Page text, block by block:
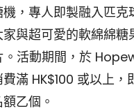
，專人即製融入匹克
與超可愛的軟綿綿糖
活動期間，於
滿 HK$100 或以上，
乙個。